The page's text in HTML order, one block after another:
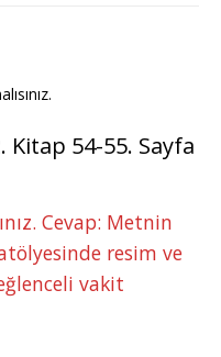
.
Kitap 54-55. Sayfa
Cevap: Metnin
resim ve
vakit